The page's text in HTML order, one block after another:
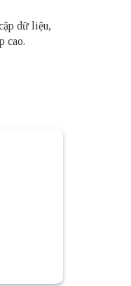
dữ liệu,
cao.